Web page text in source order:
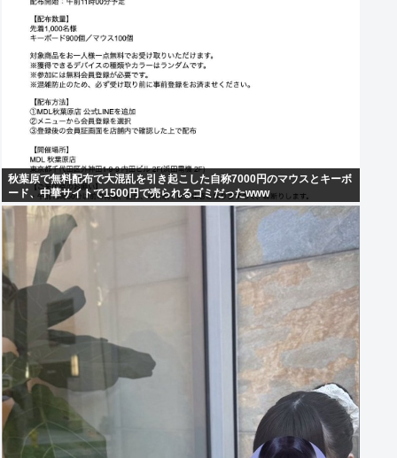
秋葉原で無料配布で大混乱を引き起こした自称7000円のマウスとキーボ
ード、中華サイトで1500円で売られるゴミだったwww